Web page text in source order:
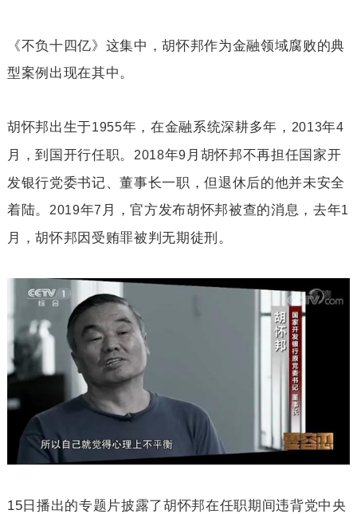
《不负十四亿》这集中，胡怀邦作为金融领域腐败的典
型案例出现在其中。
胡怀邦出生于1955年，在金融系统深耕多年， 2013年4
月，到国开行任职。 2018年9 月胡怀邦不再担任国家开
发银行党委书记、董事长一职，但退休后的他并未安全
着陆。
2019年7 月，官方发布胡怀邦被查的消息，去年1
月，胡怀邦因受贿罪被判无期徒刑。
15日播出的专题片披露了胡怀邦在任职期间违背党中央